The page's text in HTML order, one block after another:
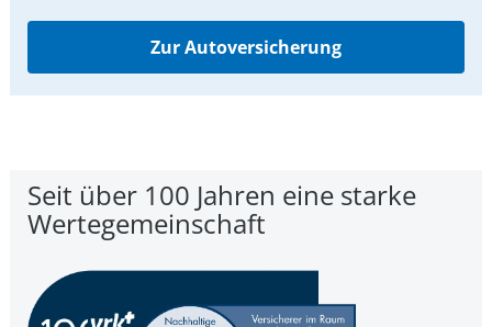
Zur Autoversicherung
Seit über 100 Jahren eine starke
Wertegemeinschaft